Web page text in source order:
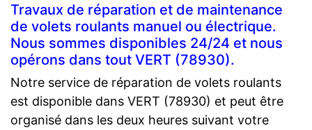
Travaux de réparation et de maintenance
de volets roulants manuel ou électrique.
Nous sommes disponibles 24/24 et nous
opérons dans tout VERT (78930).
Notre service de réparation de volets roulants
est disponible dans VERT (78930) et peut être
organisé dans les deux heures suivant votre